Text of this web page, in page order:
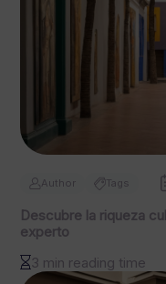
Author Tags
Descubre la riqueza
experto
3 min reading time